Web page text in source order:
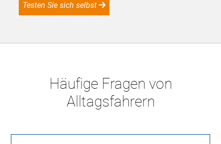
Testen Sie sich selbst
Häufige Fragen von
Alltagsfahrern